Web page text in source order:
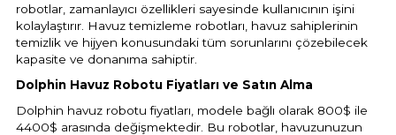
Havuz
Jakuzi Sauna
robotlar, zamanlayıcı özellikleri sayesinde kullanıcının işini
kolaylaştırır. Havuz temizleme robotları, havuz sahiplerinin
temizlik ve hijyen konusundaki tüm sorunlarını çözebilecek
kapasite ve donanıma sahiptir.
Dolphin Havuz Robotu Fiyatları ve Satın Alma
Dolphin havuz robotu fiyatları, modele bağlı olarak 800$ ile
4400$ arasında değişmektedir. Bu robotlar, havuzunuzun